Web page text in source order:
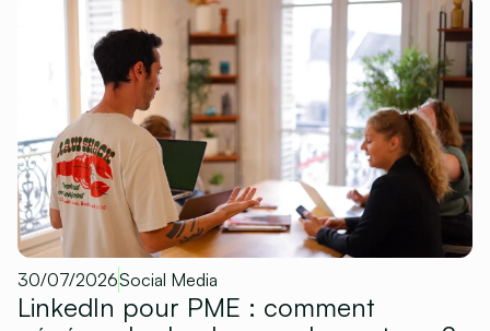
30/07/2026Social Media
LinkedIn pour PME : comment